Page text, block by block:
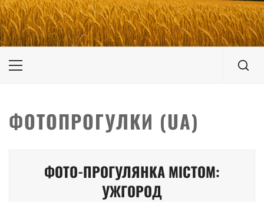
UKRAINE-IS
ПОДОРОЖI ПО УКРАЇНІ
Primary
ФОТОПРОГУЛКИ (UA)
ФОТО-ПРОГУЛЯНКА МІСТОМ:
УЖГОРОД